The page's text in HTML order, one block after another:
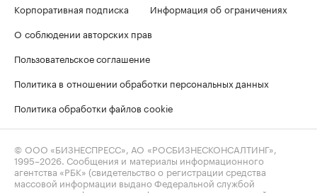
Корпоративная подписка
Информация об ограничениях
О соблюдении авторских прав
Пользовательское соглашение
Политика в отношении обработки персональных данных
Политика обработки файлов cookie
© ООО «БИЗНЕСПРЕСС», АО «РОСБИЗНЕСКОНСАЛТИНГ»,
1995–2026 . Сообщения и материалы информационного
агентства «РБК» (свидетельство о регистрации средства
массовой информации выдано Федеральной службой